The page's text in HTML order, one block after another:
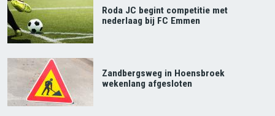
Roda JC begint competitie met
nederlaag bij FC Emmen
Zandbergsweg in Hoensbroek
wekenlang afgesloten